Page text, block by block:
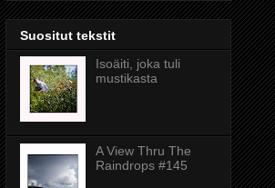
Suositut tekstit
Isoäiti, joka tuli
mustikasta
A View Thru The
Raindrops #145